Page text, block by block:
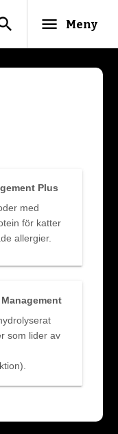
menu Meny
Plus
med
för katter
allergier.
som lider av